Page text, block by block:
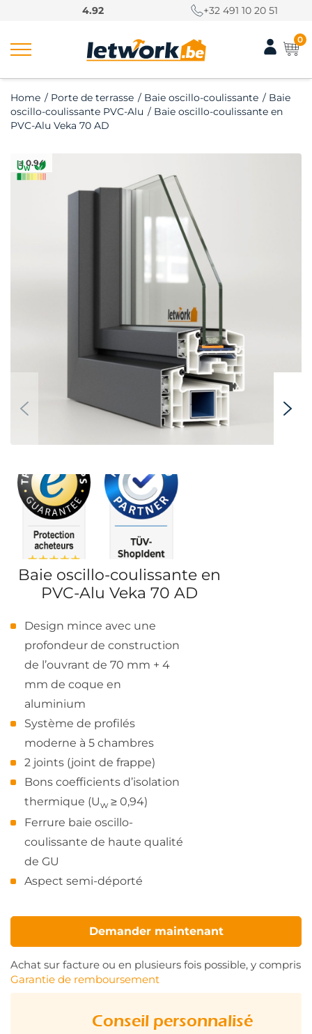
4.92 +32 491 10 20 51
0
Home / Porte de terrasse / Baie oscillo-coulissante / Baie
oscillo-coulissante PVC-Alu / Baie oscillo-coulissante en
PVC-Alu Veka 70 AD
Baie oscillo-coulissante en
PVC-Alu Veka 70 AD
Design mince avec une
profondeur de construction
de l’ouvrant de 70 mm + 4
mm de coque en
aluminium
Système de profilés
moderne à 5 chambres
2 joints (joint de frappe)
Bons coefficients d’isolation
thermique (Uw≥ 0,94)
Ferrure baie oscillo-
coulissante de haute qualité
de GU
Aspect semi-déporté
≥ 0.94
Demander maintenant
Achat sur facture ou en plusieurs fois possible, y compris
Garantie de remboursement
Conseil personnalisé